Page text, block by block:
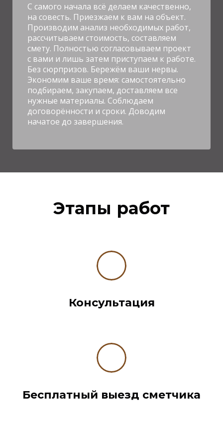
С самого начала всё делаем качественно,
на совесть. Приезжаем к вам на объект.
Производим анализ необходимых работ,
рассчитываем стоимость, составляем
смету. Полностью согласовываем проект
с вами и лишь затем приступаем к работе.
Без сюрпризов. Бережём ваши нервы.
Экономим ваше время: самостоятельно
подбираем, закупаем, доставляем все
нужные материалы. Соблюдаем
договорённости и сроки. Доводим
начатое до завершения.
Этапы работ
Консультация
Бесплатный выезд сметчика